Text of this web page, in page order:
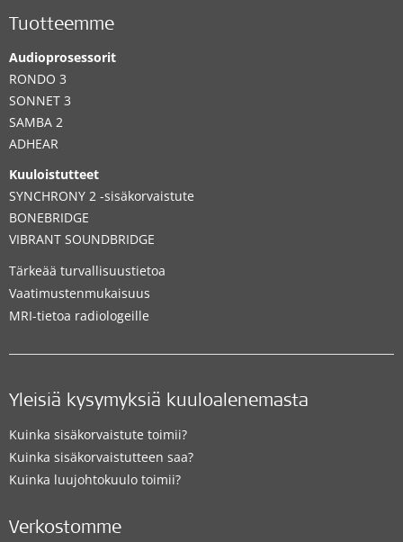
Tuotteemme
Audioprosessorit
RONDO 3
SONNET 3
SAMBA 2
ADHEAR
Kuuloistutteet
SYNCHRONY 2 -sisäkorvaistute
BONEBRIDGE
VIBRANT SOUNDBRIDGE
Tärkeää turvallisuustietoa
Vaatimustenmukaisuus
MRI-tietoa radiologeille
Yleisiä kysymyksiä kuuloalenemasta
Kuinka sisäkorvaistute toimii?
Kuinka sisäkorvaistutteen saa?
Kuinka luujohtokuulo toimii?
Verkostomme